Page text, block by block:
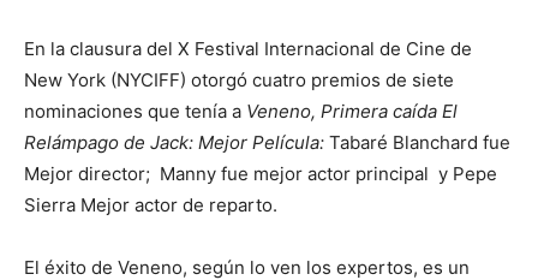
En la clausura del X Festival Internacional de Cine de
New York (NYCIFF) otorgó cuatro premios de siete
nominaciones que tenía a Veneno, Primera caída El
Relámpago de Jack: Mejor Película: Tabaré Blanchard fue
Mejor director; Manny fue mejor actor principal y Pepe
Sierra Mejor actor de reparto.
El éxito de Veneno, según lo ven los expertos, es un